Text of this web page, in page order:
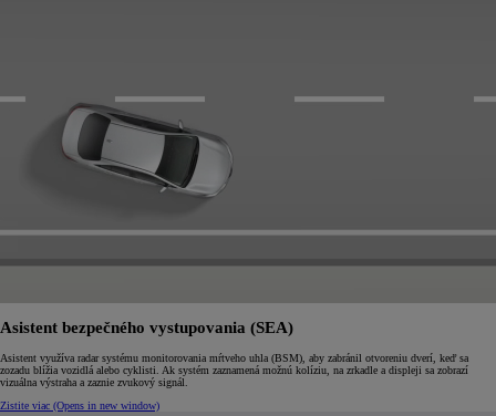
Asistent bezpečného vystupovania (SEA)
Asistent využíva radar systému monitorovania mŕtveho uhla (BSM), aby zabránil otvoreniu dverí, keď sa
zozadu blížia vozidlá alebo cyklisti. Ak systém zaznamená možnú kolíziu, na zrkadle a displeji sa zobrazí
vizuálna výstraha a zaznie zvukový signál.
Zistite viac (Opens in new window)